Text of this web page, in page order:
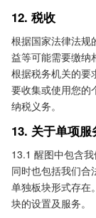
12. 税收
根据国家法律法规
益等可能需要缴纳
根据税务机关的要
要收集或使用您的
纳税义务。
13. 关于单项
13.1 醒图中包含
同时也包括我们合
单独板块形式存在
块的设置及服务。